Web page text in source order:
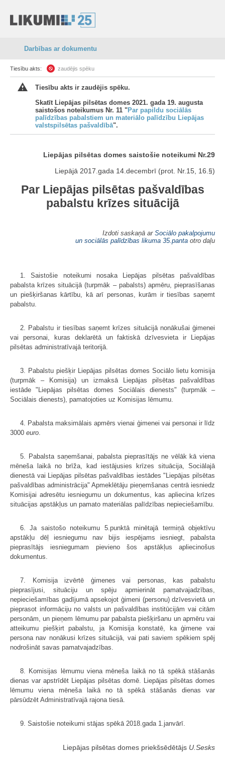
Darbības ar dokumentu
Tiesību akts: zaudējis spēku
Tiesību akts ir zaudējis spēku.
Skatīt Liepājas pilsētas domes 2021. gada 19. augusta
saistošos noteikumus Nr. 11 "Par papildu sociālās
palīdzības pabalstiem un materiālo palīdzību Liepājas
valstspilsētas pašvaldībā".
Liepājas pilsētas domes saistošie noteikumi Nr.29
Liepājā 2017.gada 14.decembrī (prot. Nr.15, 16.§)
Par Liepājas pilsētas pašvaldības
pabalstu krīzes situācijā
Izdoti saskaņā ar Sociālo pakalpojumu
un sociālās palīdzības likuma 35.panta otro daļu
1. Saistošie noteikumi nosaka Liepājas pilsētas pašvaldības
pabalsta krīzes situācijā (turpmāk – pabalsts) apmēru, pieprasīšanas
un piešķiršanas kārtību, kā arī personas, kurām ir tiesības saņemt
pabalstu.
2. Pabalstu ir tiesības saņemt krīzes situācijā nonākušai ģimenei
vai personai, kuras deklarētā un faktiskā dzīvesvieta ir Liepājas
pilsētas administratīvajā teritorijā.
3. Pabalstu piešķir Liepājas pilsētas domes Sociālo lietu komisija
(turpmāk – Komisija) un izmaksā Liepājas pilsētas pašvaldības
iestāde "Liepājas pilsētas domes Sociālais dienests" (turpmāk –
Sociālais dienests), pamatojoties uz Komisijas lēmumu.
4. Pabalsta maksimālais apmērs vienai ģimenei vai personai ir līdz
3000 euro
5. Pabalsta saņemšanai, pabalsta pieprasītājs ne vēlāk kā viena
mēneša laikā no brīža, kad iestājusies krīzes situācija, Sociālajā
dienestā vai Liepājas pilsētas pašvaldības iestādes "Liepājas pilsētas
pašvaldības administrācija" Apmeklētāju pieņemšanas centrā iesniedz
Komisijai adresētu iesniegumu un dokumentus, kas apliecina krīzes
situācijas apstākļus un pamato materiālas palīdzības nepieciešamību.
6. Ja saistošo noteikumu 5.punktā minētajā termiņā objektīvu
apstākļu dēļ iesniegumu nav bijis iespējams iesniegt, pabalsta
pieprasītājs iesniegumam pievieno šos apstākļus apliecinošus
dokumentus.
7. Komisija izvērtē ģimenes vai personas, kas pabalstu
pieprasījusi, situāciju un spēju apmierināt pamatvajadzības,
nepieciešamības gadījumā apsekojot ģimeni (personu) dzīvesvietā un
pieprasot informāciju no valsts un pašvaldības institūcijām vai citām
personām, un pieņem lēmumu par pabalsta piešķiršanu un apmēru vai
atteikumu piešķirt pabalstu, ja Komisija konstatē, ka ģimene vai
persona nav nonākusi krīzes situācijā, vai pati saviem spēkiem spēj
nodrošināt savas pamatvajadzības.
8. Komisijas lēmumu viena mēneša laikā no tā spēkā stāšanās
dienas var apstrīdēt Liepājas pilsētas domē. Liepājas pilsētas domes
lēmumu viena mēneša laikā no tā spēkā stāšanās dienas var
pārsūdzēt Administratīvajā rajona tiesā.
9. Saistošie noteikumi stājas spēkā 2018.gada 1.janvārī.
Liepājas pilsētas domes priekšsēdētājs U.Sesks